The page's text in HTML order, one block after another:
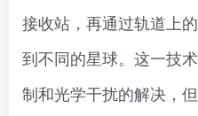
接收站，再通过轨道上
到不同的星球。这一技
制和光学干扰的解决，